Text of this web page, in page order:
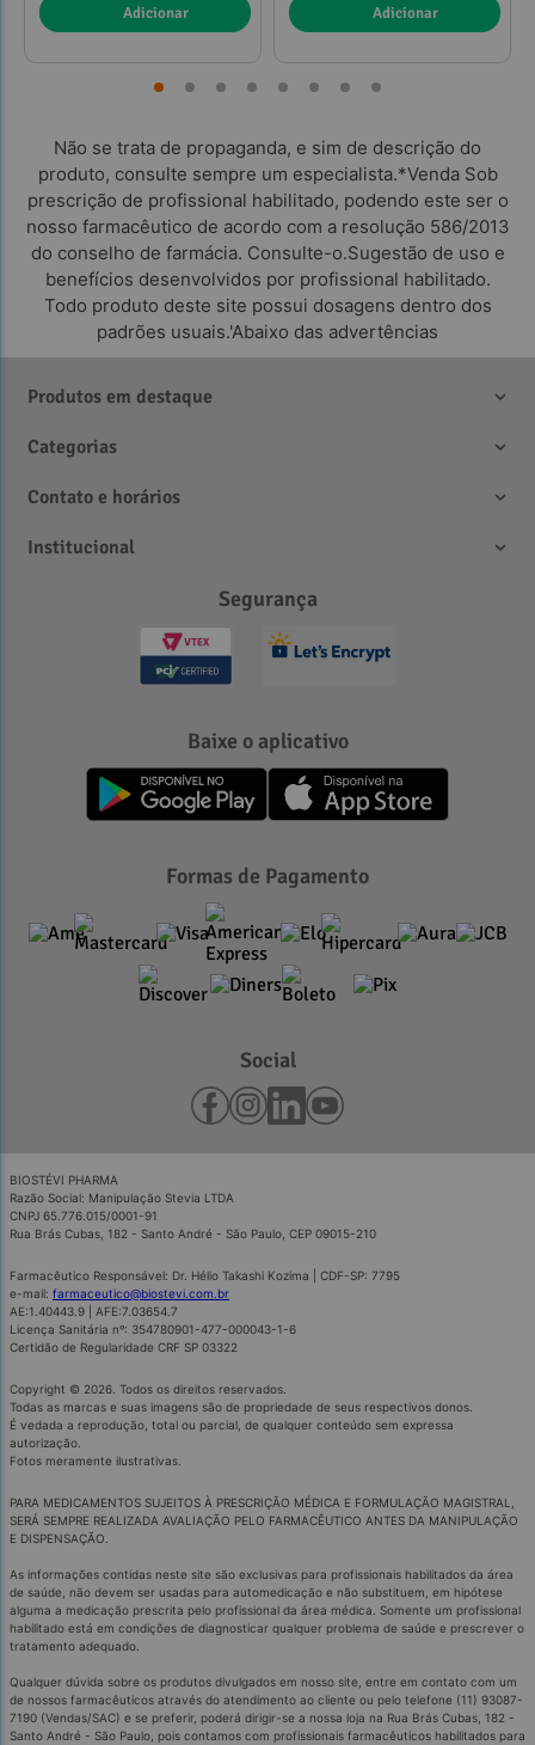
Referências:
Adicionar Adicionar
Não se trata de propaganda, e sim de descrição do
produto, consulte sempre um especialista.*Venda Sob
prescrição de profissional habilitado, podendo este ser o
nosso farmacêutico de acordo com a resolução 586/2013
do conselho de farmácia. Consulte-o.Sugestão de uso e
benefícios desenvolvidos por profissional habilitado.
Todo produto deste site possui dosagens dentro dos
padrões usuais.'Abaixo das advertências
Produtos em destaque
Categorias
Contato e horários
Institucional
Segurança
Baixe o aplicativo
Formas de Pagamento
Social
BIOSTÉVI PHARMA
Razão Social: Manipulação Stevia LTDA
CNPJ 65.776.015/0001-91
Rua Brás Cubas, 182 - Santo André - São Paulo, CEP 09015-210
Farmacêutico Responsável: Dr. Hélio Takashi Kozima | CDF-SP: 7795
e-mail: farmaceutico@biostevi.com.br
AE:1.40443.9 | AFE:7.03654.7
Licença Sanitária nº: 354780901-477-000043-1-6
Certidão de Regularidade CRF SP 03322
Copyright © 2026. Todos os direitos reservados.
Todas as marcas e suas imagens são de propriedade de seus respectivos donos.
É vedada a reprodução, total ou parcial, de qualquer conteúdo sem expressa
autorização.
Fotos meramente ilustrativas.
PARA MEDICAMENTOS SUJEITOS À PRESCRIÇÃO MÉDICA E FORMULAÇÃO MAGISTRAL,
SERÁ SEMPRE REALIZADA AVALIAÇÃO PELO FARMACÊUTICO ANTES DA MANIPULAÇÃO
E DISPENSAÇÃO.
As informações contidas neste site são exclusivas para profissionais habilitados da área
de saúde, não devem ser usadas para automedicação e não substituem, em hipótese
alguma a medicação prescrita pelo profissional da área médica. Somente um profissional
habilitado está em condições de diagnosticar qualquer problema de saúde e prescrever o
tratamento adequado.
Qualquer dúvida sobre os produtos divulgados em nosso site, entre em contato com um
de nossos farmacêuticos através do atendimento ao cliente ou pelo telefone (11) 93087-
7190 (Vendas/SAC) e se preferir, poderá dirigir-se a nossa loja na Rua Brás Cubas, 182 -
Santo André - São Paulo, pois contamos com profissionais farmacêuticos habilitados para